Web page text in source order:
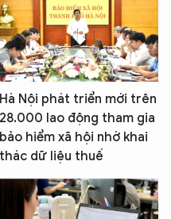
Hà Nội phát triển mới trên
28.000 lao động tham gia
bảo hiểm xã hội nhờ khai
thác dữ liệu thuế